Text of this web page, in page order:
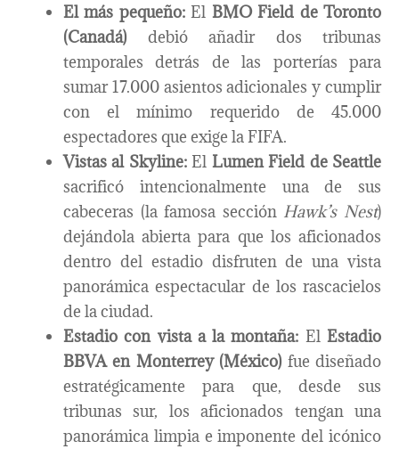
El más pequeño:El BMO Field de Toronto
(Canadá) debió añadir dos tribunas
temporales detrás de las porterías para
sumar 17.000 asientos adicionales y cumplir
con el mínimo requerido de 45.000
espectadores que exige la FIFA.
Vistas al Skyline:El Lumen Field de Seattle
sacrificó intencionalmente una de sus
cabeceras (la famosa sección Hawk’s Nest)
dejándola abierta para que los aficionados
dentro del estadio disfruten de una vista
panorámica espectacular de los rascacielos
de la ciudad.
Estadio con vista a la montaña: ElEstadio
BBVA en Monterrey (México) fue diseñado
estratégicamente para que, desde sus
tribunas sur, los aficionados tengan una
panorámica limpia e imponente del icónico